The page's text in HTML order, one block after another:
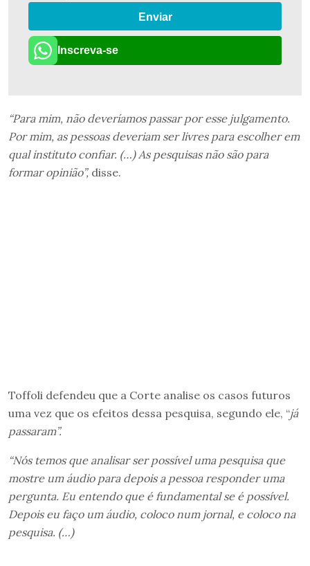
Enviar
Inscreva-se
“Para mim, não deveríamos passar por esse julgamento.
Por mim, as pessoas deveriam ser livres para escolher em
qual instituto confiar. (…) As pesquisas não são para
formar opinião”, disse.
Toffoli defendeu que a Corte analise os casos futuros
uma vez que os efeitos dessa pesquisa, segundo ele, “já
passaram”.
“Nós temos que analisar ser possível uma pesquisa que
mostre um áudio para depois a pessoa responder uma
pergunta. Eu entendo que é fundamental se é possível.
Depois eu faço um áudio, coloco num jornal, e coloco na
pesquisa. (…)